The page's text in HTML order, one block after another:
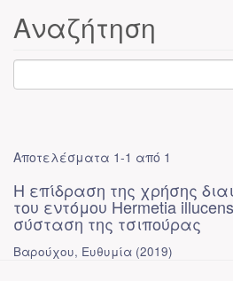
Αναζήτηση
Αποτελέσματα 1-1 από 1
Η επίδραση της χρήσης
του εντόμου Hermetia
σύσταση της τσιπούρας
Βαρούχου, Ευθυμία (2019)